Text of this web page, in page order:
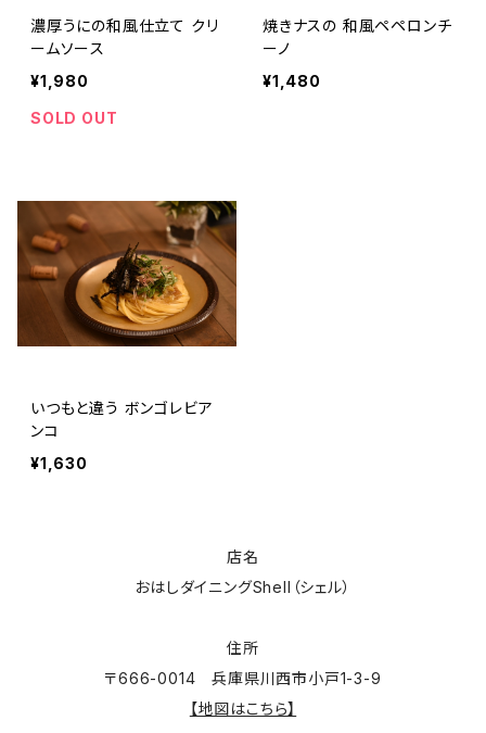
濃厚うにの和風仕立て クリ
ームソース
¥1,980
SOLD OUT
焼きナスの 和風ペペロンチ
ーノ
¥1,480
いつもと違う ボンゴレビア
ンコ
¥1,630
店名
おはしダイニングShell（シェル）
住所
〒666-0014 兵庫県川西市小戸1-3-9
【地図はこちら】